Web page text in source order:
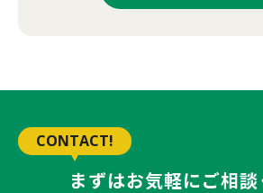
CONTACT!
まずはお気軽にご相